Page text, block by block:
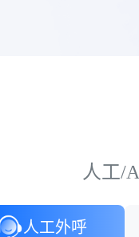
人工/
人工外呼